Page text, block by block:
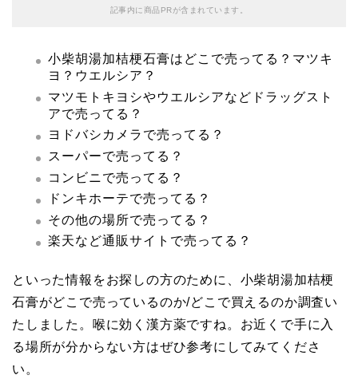
記事内に商品PRが含まれています。
小柴胡湯加桔梗石膏はどこで売ってる？マツキ
ヨ？ウエルシア？
マツモトキヨシやウエルシアなどドラッグスト
アで売ってる？
ヨドバシカメラで売ってる？
スーパーで売ってる？
コンビニで売ってる？
ドンキホーテで売ってる？
その他の場所で売ってる？
楽天など通販サイトで売ってる？
といった情報をお探しの方のために、小柴胡湯加桔梗
石膏がどこで売っているのか/どこで買えるのか調査い
たしました。喉に効く漢方薬ですね。お近くで手に入
る場所が分からない方はぜひ参考にしてみてくださ
い。